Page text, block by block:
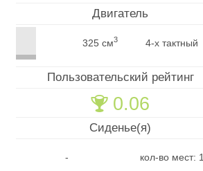
Двигатель
325 см3 4-х тактный
Пользовательский рейтинг
🏆 0.06
Сиденье(я)
- кол-во мест: 1